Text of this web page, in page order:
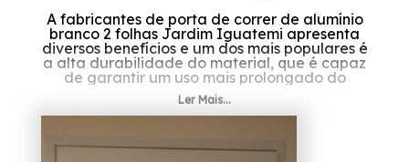
A fabricantes de porta de correr de alumínio
branco 2 folhas Jardim Iguatemi apresenta
diversos benefícios e um dos mais populares é
a alta durabilidade do material, que é capaz
de garantir um uso mais prolongado do
produto.
de porta de correr de alumínio
Ler Mais...